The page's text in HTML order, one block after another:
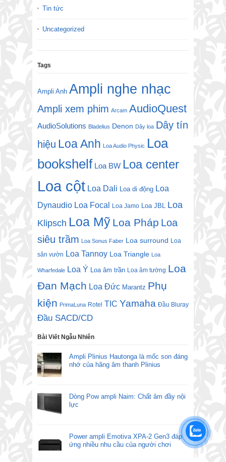
Tin tức
Uncategorized
Tags
Ampli Anh Ampli nghe nhạc
Ampli xem phim Arcam AudioQuest
AudioSolutions Bladelius Denon Dây loa Dây tín
hiệu Loa Anh Loa Audio Physic Loa
bookshelf Loa BW Loa center
Loa cột Loa Dali Loa di động Loa
Dynaudio Loa Focal Loa Jamo Loa JBL
Loa
Klipsch Loa Mỹ Loa Pháp Loa
siêu trầm Loa Sonus Faber Loa surround Loa
sân vườn Loa Tannoy Loa Triangle Loa
Wharfedale Loa Ý Loa âm trần Loa âm tường Loa
Đan Mạch Loa Đức Marantz Phụ
kiện PrimaLuna Rotel TIC Yamaha Đầu Bluray
Đầu SACD/CD
Bài Viết Ngẫu Nhiên
Ampli Plinius Hautonga là mốc son đáng
nhớ của hãng âm thanh Plinius
Dòng Pow ampli Naim: Chất âm đầy nội
lực
Power ampli Emotiva XPA-2 Gen3 đáp
ứng nhiều nhu cầu của người chơi